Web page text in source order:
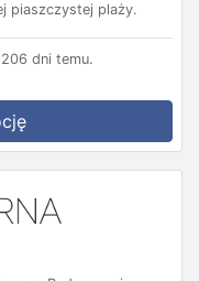
piaszczystej plaży.
dni temu.